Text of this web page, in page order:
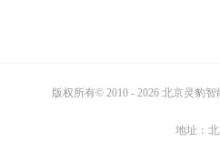
版权所有© 2010 - 2026 北京灵豹
地址：